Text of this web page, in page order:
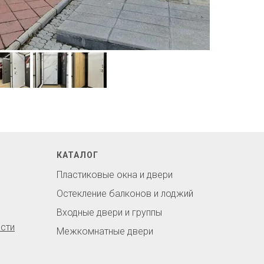
КАТАЛОГ
Пластиковые окна и двери
Остекление балконов и лоджий
Входные двери и группы
Межкомнатные двери